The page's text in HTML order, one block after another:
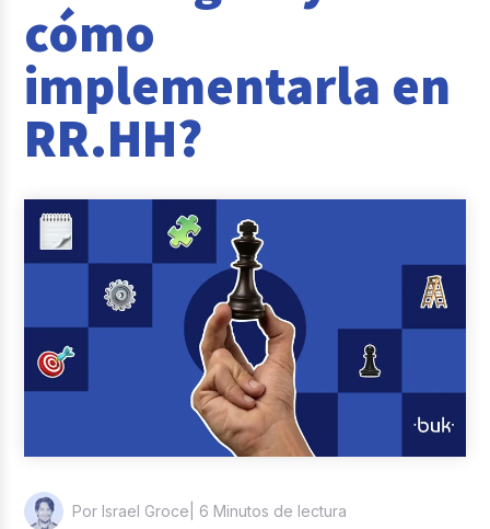
Casos de éxito
Actualidad laboral
cómo
implementarla en
RR.HH?
Por Israel Groce | 6 Minutos de lectura